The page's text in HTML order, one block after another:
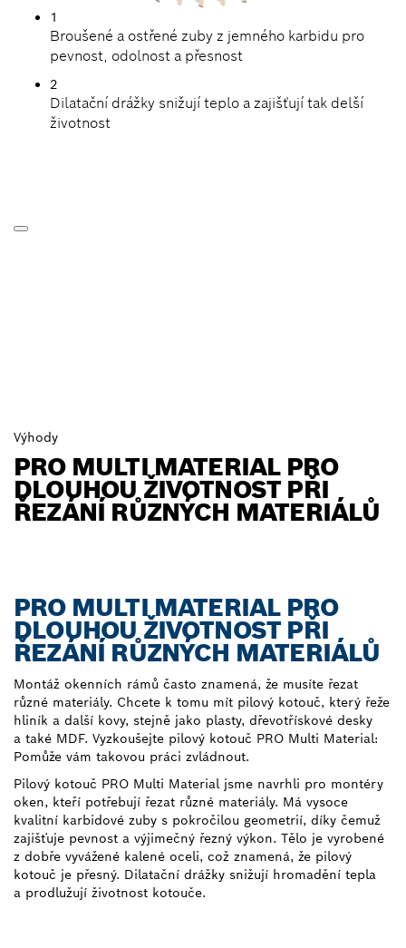
1
Broušené a ostřené zuby z jemného karbidu pro
pevnost, odolnost a přesnost
2
Dilatační drážky snižují teplo a zajišťují tak delší
životnost
Výhody
PRO MULTI MATERIAL PRO
DLOUHOU ŽIVOTNOST PŘI
ŘEZÁNÍ RŮZNÝCH MATERIÁLŮ
PRO MULTI MATERIAL PRO
DLOUHOU ŽIVOTNOST PŘI
ŘEZÁNÍ RŮZNÝCH MATERIÁLŮ
Montáž okenních rámů často znamená, že musíte řezat
různé materiály. Chcete k tomu mít pilový kotouč, který řeže
hliník a další kovy, stejně jako plasty, dřevotřískové desky
a také MDF. Vyzkoušejte pilový kotouč PRO Multi Material:
Pomůže vám takovou práci zvládnout.
Pilový kotouč PRO Multi Material jsme navrhli pro montéry
oken, kteří potřebují řezat různé materiály. Má vysoce
kvalitní karbidové zuby s pokročilou geometrií, díky čemuž
zajišťuje pevnost a výjimečný řezný výkon. Tělo je vyrobené
z dobře vyvážené kalené oceli, což znamená, že pilový
kotouč je přesný. Dilatační drážky snižují hromadění tepla
a prodlužují životnost kotouče.